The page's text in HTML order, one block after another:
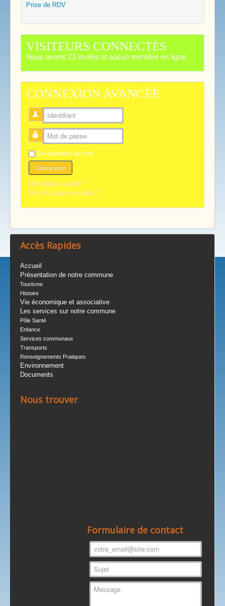
Prise de RDV
VISITEURS CONNECTÉS
Nous avons 23 invités et aucun membre en ligne
CONNEXION AVANCÉE
Identifiant
Mot de passe
Se souvenir de moi
Connexion
Identifiant oublié ?
Mot de passe oublié ?
Accès Rapides
Accueil
Présentation de notre commune
Tourisme
Histoire
Vie économique et associative
Les services sur notre commune
Pôle Santé
Enfance
Services communaux
Transports
Renseignements Pratiques
Environnement
Documents
Nous trouver
Formulaire de contact